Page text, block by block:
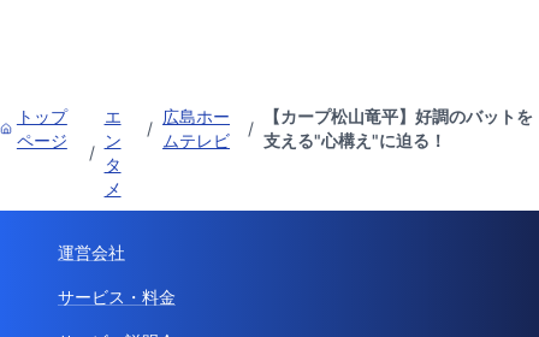
トップ
ページ
/
エ
ン
タ
メ
/
広島ホー
ムテレビ
/
【カープ松山竜平】好調のバットを
支える"心構え"に迫る！
運営会社
サービス・料金